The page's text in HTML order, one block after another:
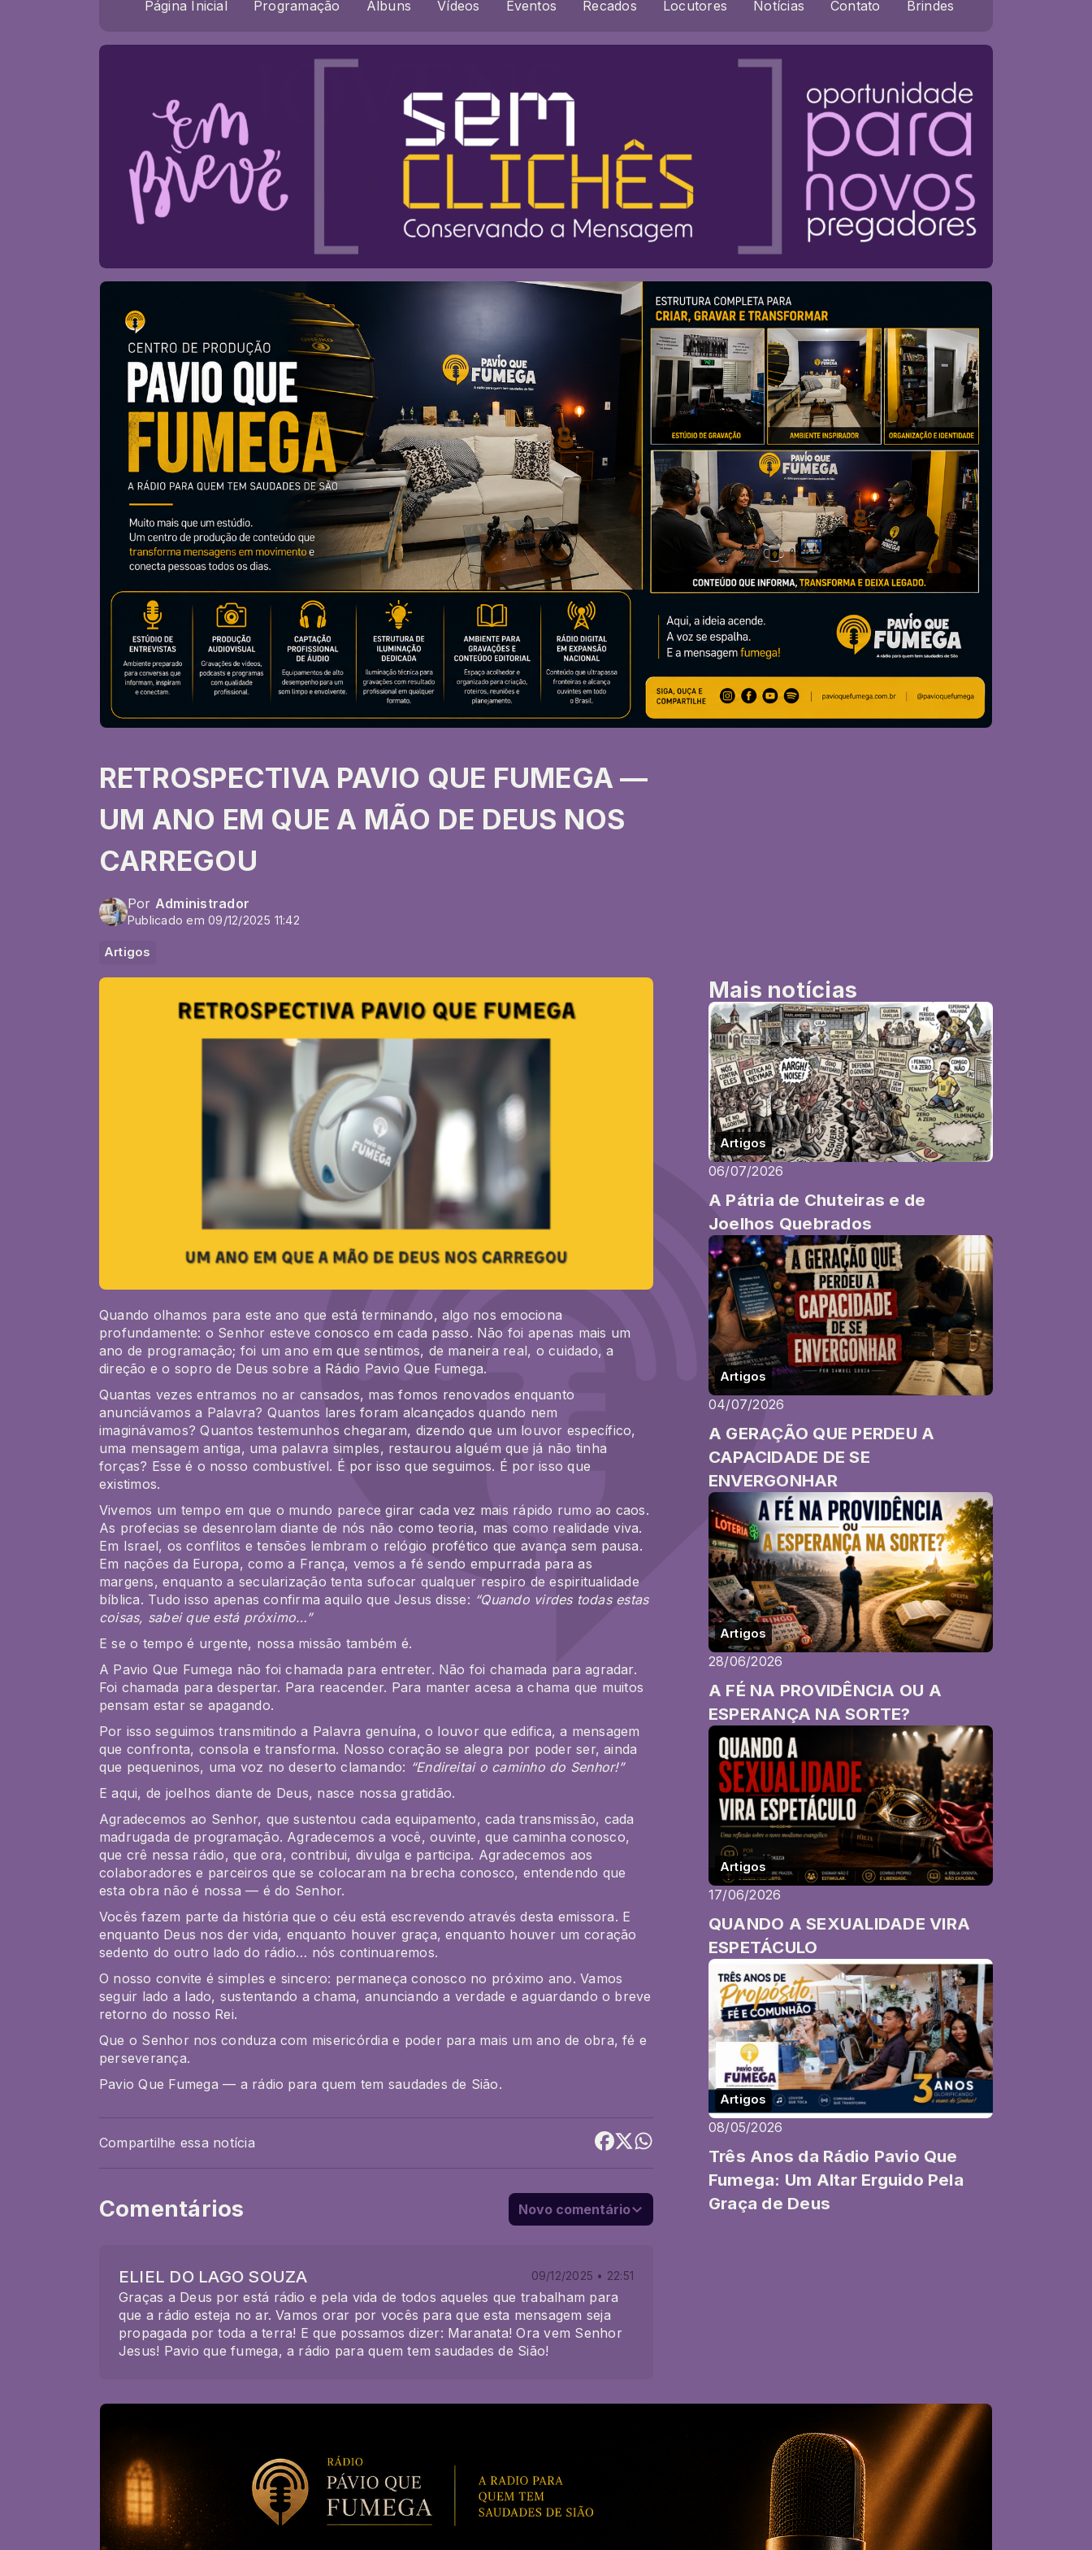
Página Inicial Programação Álbuns Vídeos Eventos Recados Locutores Notícias Contato Brindes
RETROSPECTIVA PAVIO QUE FUMEGA —
UM ANO EM QUE A MÃO DE DEUS NOS
CARREGOU
Por Administrador
Publicado em 09/12/2025 11:42
Artigos
Quando olhamos para este ano que está terminando, algo nos emociona
profundamente: o Senhor esteve conosco em cada passo. Não foi apenas mais um
ano de programação; foi um ano em que sentimos, de maneira real, o cuidado, a
direção e o sopro de Deus sobre a Rádio Pavio Que Fumega.
Quantas vezes entramos no ar cansados, mas fomos renovados enquanto
anunciávamos a Palavra? Quantos lares foram alcançados quando nem
imaginávamos? Quantos testemunhos chegaram, dizendo que um louvor específico,
uma mensagem antiga, uma palavra simples, restaurou alguém que já não tinha
forças? Esse é o nosso combustível. É por isso que seguimos. É por isso que
existimos.
Vivemos um tempo em que o mundo parece girar cada vez mais rápido rumo ao caos.
As profecias se desenrolam diante de nós não como teoria, mas como realidade viva.
Em Israel, os conflitos e tensões lembram o relógio profético que avança sem pausa.
Em nações da Europa, como a França, vemos a fé sendo empurrada para as
margens, enquanto a secularização tenta sufocar qualquer respiro de espiritualidade
bíblica. Tudo isso apenas confirma aquilo que Jesus disse: “Quando virdes todas estas
coisas, sabei que está próximo…”
E se o tempo é urgente, nossa missão também é.
A Pavio Que Fumega não foi chamada para entreter. Não foi chamada para agradar.
Foi chamada para despertar. Para reacender. Para manter acesa a chama que muitos
pensam estar se apagando.
Por isso seguimos transmitindo a Palavra genuína, o louvor que edifica, a mensagem
que confronta, consola e transforma. Nosso coração se alegra por poder ser, ainda
que pequeninos, uma voz no deserto clamando: “Endireitai o caminho do Senhor!”
E aqui, de joelhos diante de Deus, nasce nossa gratidão.
Agradecemos ao Senhor, que sustentou cada equipamento, cada transmissão, cada
madrugada de programação. Agradecemos a você, ouvinte, que caminha conosco,
que crê nessa rádio, que ora, contribui, divulga e participa. Agradecemos aos
colaboradores e parceiros que se colocaram na brecha conosco, entendendo que
esta obra não é nossa — é do Senhor.
Vocês fazem parte da história que o céu está escrevendo através desta emissora. E
enquanto Deus nos der vida, enquanto houver graça, enquanto houver um coração
sedento do outro lado do rádio… nós continuaremos.
O nosso convite é simples e sincero: permaneça conosco no próximo ano.Vamos
seguir lado a lado, sustentando a chama, anunciando a verdade e aguardando o breve
retorno do nosso Rei.
Que o Senhor nos conduza com misericórdia e poder para mais um ano de obra, fé e
perseverança.
Pavio Que Fumega — a rádio para quem tem saudades de Sião.
Compartilhe essa notícia
Comentários Novo comentário
Graças a Deus por está rádio e pela vida de todos aqueles que trabalham para
que a rádio esteja no ar. Vamos orar por vocês para que esta mensagem seja
propagada por toda a terra! E que possamos dizer: Maranata! Ora vem Senhor
Jesus! Pavio que fumega, a rádio para quem tem saudades de Sião!
ELIEL DO LAGO SOUZA 09/12/2025 • 22:51
Mais notícias
Artigos
06/07/2026
A Pátria de Chuteiras e de
Joelhos Quebrados
Artigos
04/07/2026
A GERAÇÃO QUE PERDEU A
CAPACIDADE DE SE
ENVERGONHAR
Artigos
28/06/2026
A FÉ NA PROVIDÊNCIA OU A
ESPERANÇA NA SORTE?
Artigos
17/06/2026
QUANDO A SEXUALIDADE VIRA
ESPETÁCULO
Artigos
08/05/2026
Três Anos da Rádio Pavio Que
Fumega: Um Altar Erguido Pela
Graça de Deus